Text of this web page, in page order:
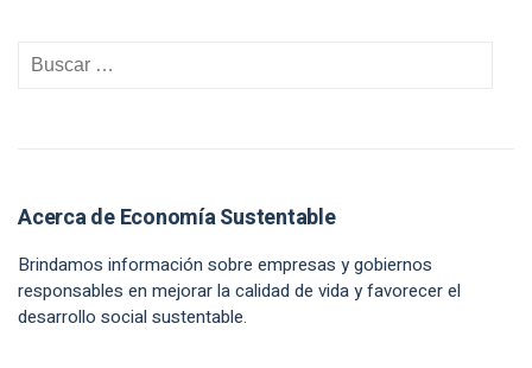
Acerca de Economía Sustentable
Brindamos información sobre empresas y gobiernos
responsables en mejorar la calidad de vida y favorecer el
desarrollo social sustentable.